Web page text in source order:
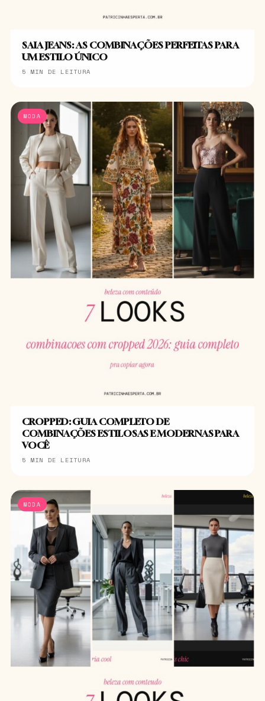
SAIA JEANS: AS COMBINAÇÕES PERFEITAS PARA
UM ESTILO ÚNICO
5 MIN DE LEITURA
MODA
CROPPED: GUIA COMPLETO DE
COMBINAÇÕES ESTILOSAS E MODERNAS PARA
VOCÊ
5 MIN DE LEITURA
MODA